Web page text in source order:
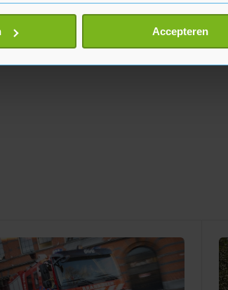
eigenschappen (fingerprinting)
stel uw voorkeuren in het
detailgedeelte
Accepteren